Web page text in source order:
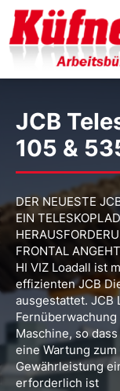
JCB
105 &
DER NEUESTE
EIN
FRONTAL
HI VIZ Loadall ist
effizienten JCB
ausgestattet. JCB
Maschine, so
eine Wartung
Gewährleistung
erforderlich ist